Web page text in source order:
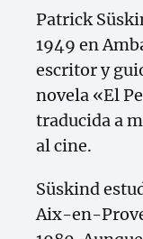
Patrick
1949 en
escritor y
novela «El
traducida a
al cine.
Süskind
Aix-en-